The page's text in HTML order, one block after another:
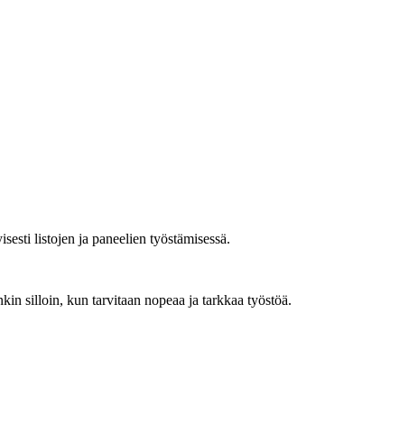
listojen ja paneelien työstämisessä.
silloin, kun tarvitaan nopeaa ja tarkkaa työstöä.